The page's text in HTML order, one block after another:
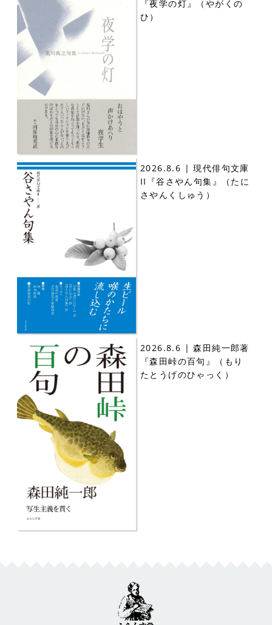
『夜学の灯』（やがくの
ひ）
2026.8.6 | 現代俳句文庫
II『谷さやん句集』（たに
さやんくしゅう）
2026.8.6 | 森田純一郎著
『森田峠の百句』（もり
たとうげのひゃっく）